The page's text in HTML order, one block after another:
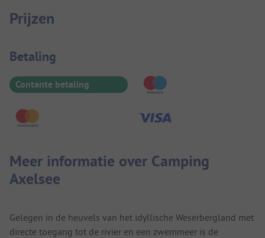
Prijzen
Betaalinformatie
Betaling
Contante betaling
Meer informatie over Camping
Axelsee
Gelegen in de heuvels van het idyllische Weserbergland met
directe toegang tot de rivier en een zwemmeer is de